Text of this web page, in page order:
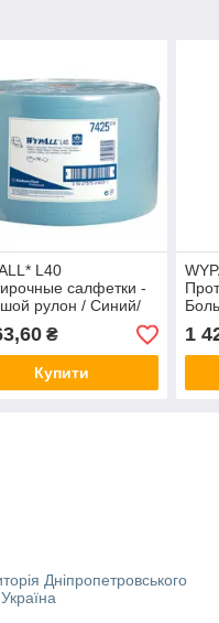
L40
салфетки -
рулон / Синий/
750 листов,
см
₴
Купити
1
Дніпропетровського